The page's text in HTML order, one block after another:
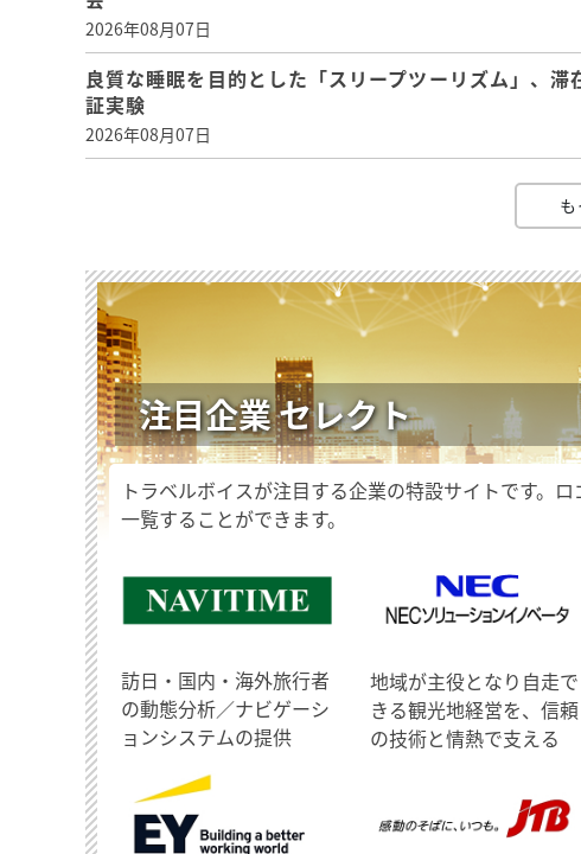
2026年08月07日
良質な睡眠を目的とした「スリープツーリズム」、
証実験
2026年08月07日
も
注目企業 セレクト
トラベルボイスが注目する企業の特設サイトです。
一覧することができます。
訪日・国内・海外旅行者
の動態分析／ナビゲーシ
ョンシステムの提供
地域が主役となり自走で
きる観光地経営を、信頼
の技術と情熱で支える